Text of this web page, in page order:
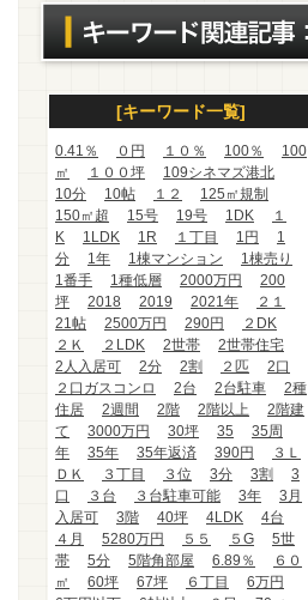
[キーワード一覧]
0.41％ ０円 １０％ 100％
100
㎡
１００坪
109シネマズ港北
10分
10帖 １２
125㎡規制
150㎡超
15号 19号 1DK
１
K
1LDK 1R １丁目 1円
1
分
1年 1棟マンション
1棟売り
1番手
1種低層 2000万円
200
坪
2018 2019 2021年
２１
21帖
2500万円 290円
２DK
２Ｋ
２LDK 2世帯
2世帯住宅
2人入居可
2分 2割 ２匹
2口
２口ガスコンロ
2台 2台駐車
2種
住居
2週間 2階 2階以上
2階建
て
3000万円 30坪 35
35周
年
35年 35年返済 390円
３Ｌ
ＤＫ
３丁目 ３位 3分 3割
3
口
３台 ３台駐車可能 3年
3月
入居可
3階 40坪 4LDK
4台
４月
5280万円 ５５ ５G
5世
帯
5分 5階角部屋 6.89％
６０
㎡
60坪 67坪 ６丁目
6万円